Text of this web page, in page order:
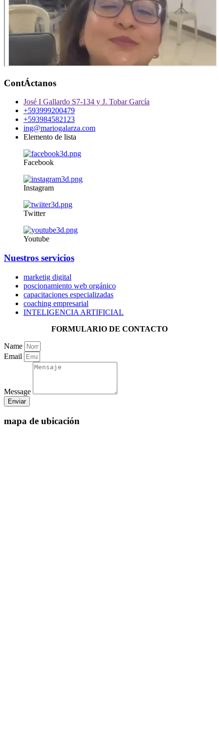
ContÁctanos
José I Gallardo S7-134 y J. Tobar García
+593999200479
+593984582123
ing@mariogalarza.com
Elemento de lista
Facebook
Instagram
Twitter
Youtube
Nuestros servicios
marketig digital
poscionamiento web orgánico
capacitaciones especializadas
coaching empresarial
INTELIGENCIA ARTIFICIAL
FORMULARIO DE CONTACTO
Name
Email
Message
Enviar
mapa de ubicación